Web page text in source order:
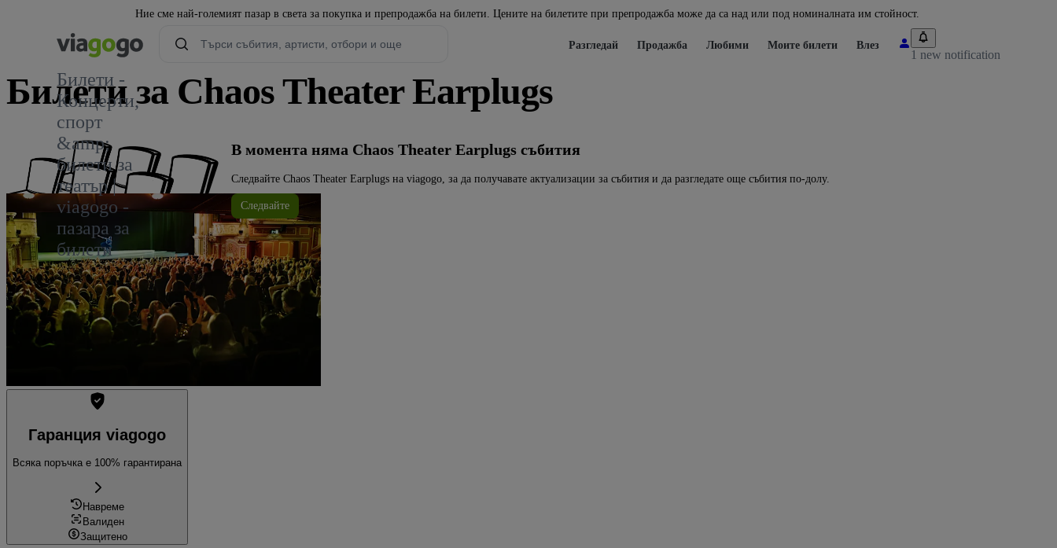
Ние сме най-големият пазар в света за покупка и препродажба на билети. Цените на билетите при препродажба може да са над или под номиналната им стойност.
Билети -
Концерти,
спорт
&amp;
билети за
театър |
viagogo -
пазара за
билети
Разгледай Продажба Любими Моите билети Влез
1 new notification
Билети за Chaos Theater Earplugs
В момента няма Chaos Theater Earplugs събития
Следвайте Chaos Theater Earplugs на viagogo, за да получавате актуализации за събития и да разгледате още събития по-долу.
Следвайте
Гаранция viagogo
Всяка поръчка е 100% гарантирана
Навреме
Валиден
Защитено